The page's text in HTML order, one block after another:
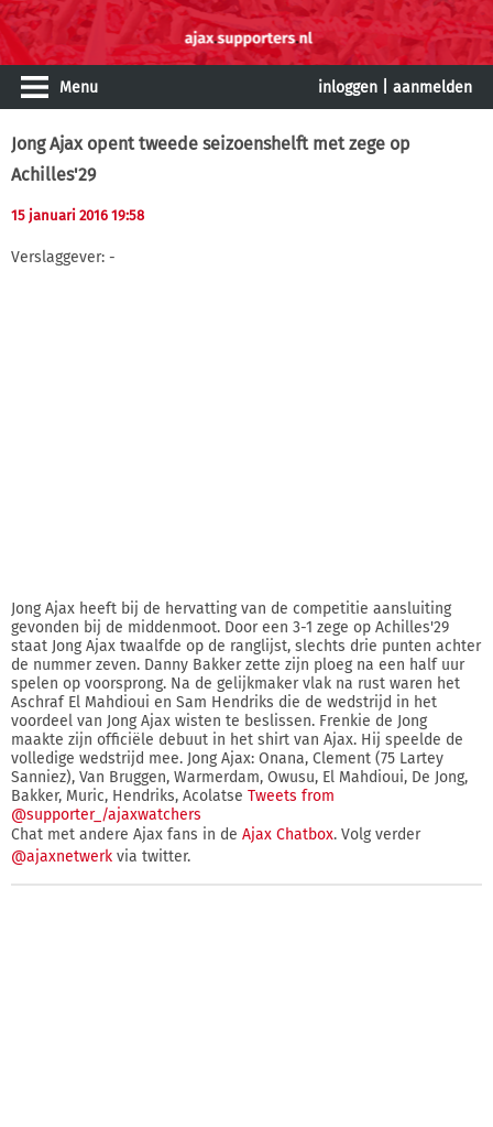
Menu inloggen aanmelden
Jong Ajax opent tweede seizoenshelft met zege op
Achilles'29
15 januari 2016 19:58
Verslaggever: -
Jong Ajax heeft bij de hervatting van de competitie aansluiting
gevonden bij de middenmoot. Door een 3-1 zege op Achilles'29
staat Jong Ajax twaalfde op de ranglijst, slechts drie punten achter
de nummer zeven. Danny Bakker zette zijn ploeg na een half uur
spelen op voorsprong. Na de gelijkmaker vlak na rust waren het
Aschraf El Mahdioui en Sam Hendriks die de wedstrijd in het
voordeel van Jong Ajax wisten te beslissen. Frenkie de Jong
maakte zijn officiële debuut in het shirt van Ajax. Hij speelde de
volledige wedstrijd mee. Jong Ajax: Onana, Clement (75 Lartey
Sanniez), Van Bruggen, Warmerdam, Owusu, El Mahdioui, De Jong,
Bakker, Muric, Hendriks, Acolatse Tweets from
@supporter_/ajaxwatchers
Chat met andere Ajax fans in de Ajax Chatbox. Volg verder
@ajaxnetwerk via twitter.